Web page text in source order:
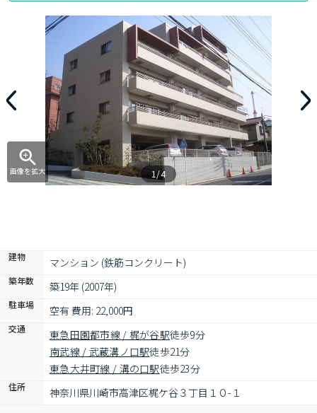
画像を拡大 1/4
建物 マンション (鉄筋コンクリート)
築年数 築19年 (2007年)
駐車場 空有 費用: 22,000円
交通 東急田園都市線 / 梶が谷駅徒歩9分
南武線 / 武蔵溝ノ口駅徒歩21分
東急大井町線 / 溝の口駅徒歩23分
住所 神奈川県川崎市高津区梶ケ谷３丁目１０-１